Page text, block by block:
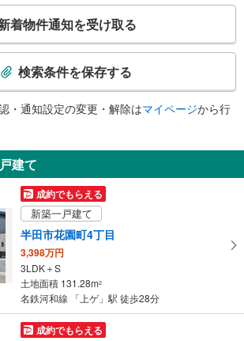
太田川駅）
着物件通知を受け取る
検索条件を保存する
・通知設定の変更・解除はマイページから行
建て
成約でもらえる
新築一戸建て
半田市花園町4丁目
3,398万円
3LDK＋S
土地面積 131.28m2
名鉄河和線 「上ゲ」駅 徒歩28分
成約でもらえる